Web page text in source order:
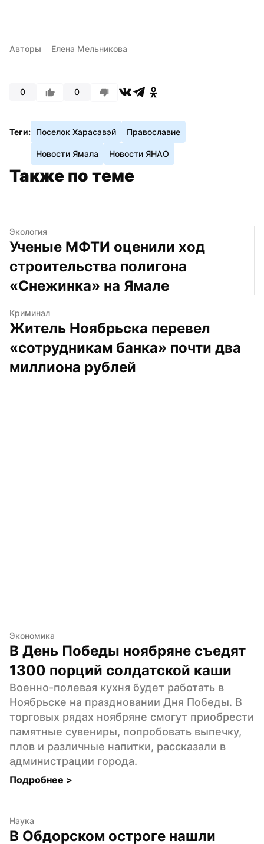
Авторы Елена Мельникова
0 0
Теги: Поселок Харасавэй Православие
Новости Ямала Новости ЯНАО
Также по теме
Экология
Ученые МФТИ оценили ход
строительства полигона
«Снежинка» на Ямале
Криминал
Житель Ноябрьска перевел
«сотрудникам банка» почти два
миллиона рублей
Экономика
В День Победы ноябряне съедят
1300 порций солдатской каши
Военно-полевая кухня будет работать в
Ноябрьске на праздновании Дня Победы. В
торговых рядах ноябряне смогут приобрести
памятные сувениры, попробовать выпечку,
плов и различные напитки, рассказали в
администрации города.
Подробнее >
Наука
В Обдорском остроге нашли